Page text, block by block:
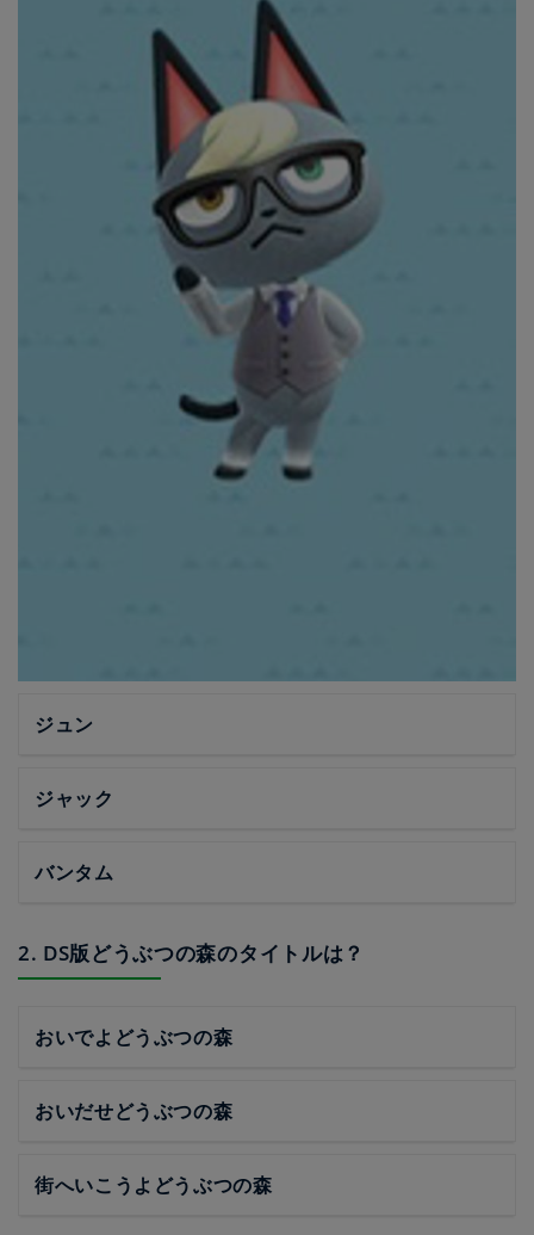
ジュン
ジャック
バンタム
2. DS版どうぶつの森のタイトルは？
おいでよどうぶつの森
おいだせどうぶつの森
街へいこうよどうぶつの森